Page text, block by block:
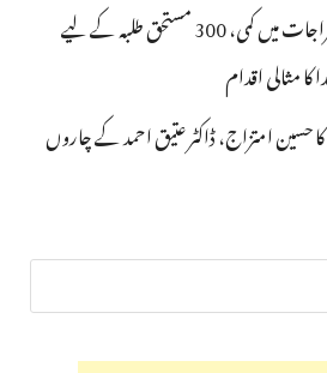
شادی کے غیر ضروری اخراجات میں کمی، 300 مستحق طلبہ کے لیے
کا مثالی اقدام
حسین امتزاج، ڈاکٹر عتیق احمد کے چاروں